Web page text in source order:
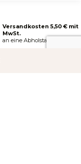
Versandkosten 5,50 € mit
MwSt.
an eine Abholstation